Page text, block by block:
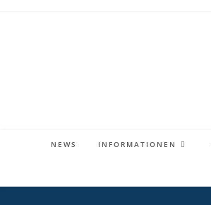
NEWS INFORMATIONEN